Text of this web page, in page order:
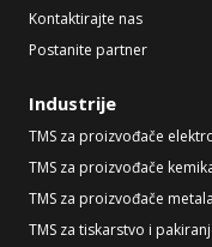
Kontaktirajte nas
Postanite partner
Industrije
TMS za proizvođače
TMS za proizvođače
TMS za proizvođače
TMS za tiskarstvo i